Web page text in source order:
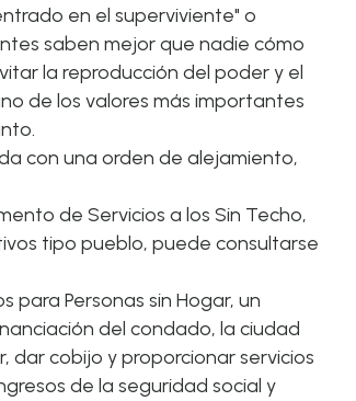
en el superviviente" o
saben mejor que nadie cómo
la reproducción del poder y el
de los valores más importantes
con una orden de alejamiento,
de Servicios a los Sin Techo,
tipo pueblo, puede consultarse
Personas sin Hogar, un
del condado, la ciudad
dar cobijo y proporcionar servicios
de la seguridad social y